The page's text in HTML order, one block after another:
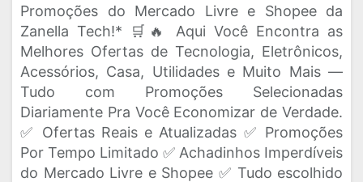
Promoções do Mercado Livre e Shopee da
Zanella Tech!* 🛒🔥 Aqui Você Encontra as
Melhores Ofertas de Tecnologia, Eletrônicos,
Acessórios, Casa, Utilidades e Muito Mais —
Tudo com Promoções Selecionadas
Diariamente Pra Você Economizar de Verdade.
✅ Ofertas Reais e Atualizadas ✅ Promoções
Por Tempo Limitado ✅ Achadinhos Imperdíveis
do Mercado Livre e Shopee ✅ Tudo escolhido